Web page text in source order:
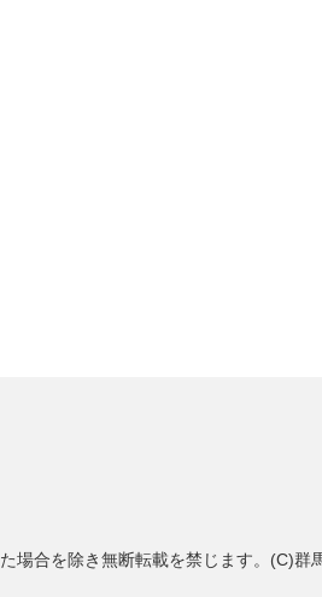
場合を除き無断転載を禁じます。(C)群